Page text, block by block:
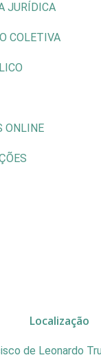
JURÍDICA
COLETIVA
ONLINE
Localização
de Leonardo